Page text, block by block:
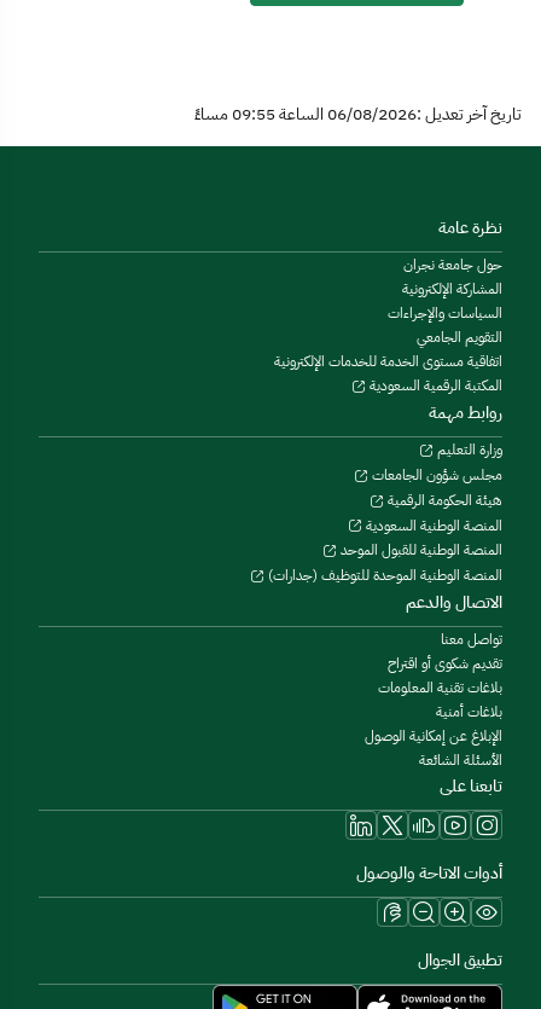
تاريخ آخر تعديل :06/08/2026 الساعة 09:55 مساءً
نظرة عامة
حول جامعة نجران
المشاركة الإلكترونية
السياسات والإجراءات
التقويم الجامعي
اتفاقية مستوى الخدمة للخدمات الإلكترونية
المكتبة الرقمية السعودية
روابط مهمة
وزارة التعليم
مجلس شؤون الجامعات
هيئة الحكومة الرقمية
المنصة الوطنية السعودية
المنصة الوطنية للقبول الموحد
المنصة الوطنية الموحدة للتوظيف (جدارات)
الاتصال والدعم
تواصل معنا
تقديم شكوى أو اقتراح
بلاغات تقنية المعلومات
بلاغات أمنية
الإبلاغ عن إمكانية الوصول
الأسئلة الشائعة
تابعنا على
أدوات الاتاحة والوصول
تطبيق الجوال